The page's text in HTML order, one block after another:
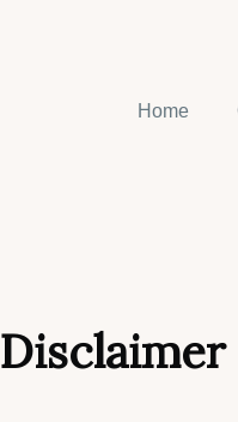
Home
Disclaimer